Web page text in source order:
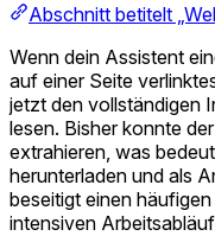
Abschnitt betitelt
Wenn dein Assistent
auf einer Seite
jetzt den vollständigen
lesen. Bisher konnte
extrahieren, was
herunterladen und als
beseitigt einen
intensiven